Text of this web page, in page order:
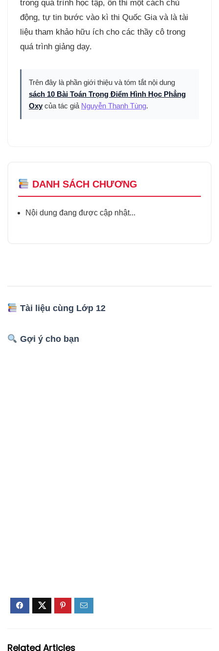
trong quá trình học tập, ôn thi một cách chủ
động, tự tin bước vào kì thi Quốc Gia và là tài
liệu tham khảo hữu ích cho các thầy cô trong
quá trình giảng dạy.
Trên đây là phần giới thiệu và tóm tắt nội dung
sách 10 Bài Toán Trọng Điểm Hình Học Phẳng
Oxy của tác giả Nguyễn Thanh Tùng.
DANH SÁCH CHƯƠNG
Nội dung đang được cập nhật...
Tài liệu cùng Lớp 12
Gợi ý cho bạn
Related Articles